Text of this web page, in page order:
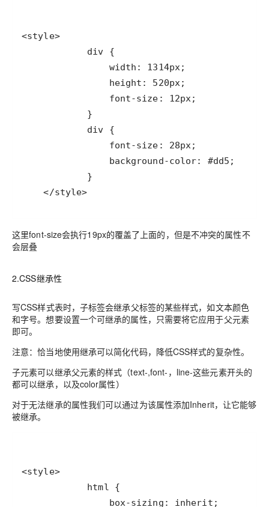
<style>
    </style>
这里font-size会执行19px的覆盖了上面的，但是不冲突的属性不
会层叠
2.CSS继承性
写CSS样式表时，子标签会继承父标签的某些样式，如文本颜色
和字号。想要设置一个可继承的属性，只需要将它应用于父元素
即可。
注意：恰当地使用继承可以简化代码，降低CSS样式的复杂性。
子元素可以继承父元素的样式（text-,font-，line-这些元素开头的
都可以继承，以及color属性）
对于无法继承的属性我们可以通过为该属性添加Inherit，让它能够
被继承。
<style>